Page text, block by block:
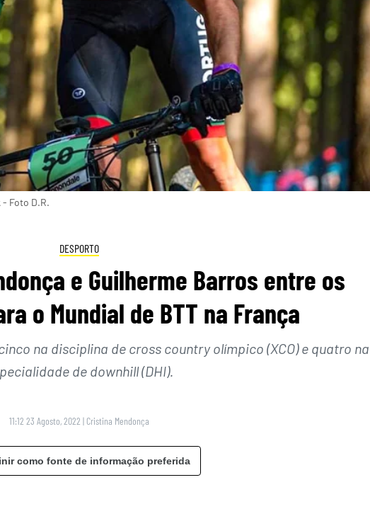
Foto D.R.
DESPORTO
e Guilherme Barros entre os
o Mundial de BTT na França
na disciplina de cross country olímpico (XCO) e quatro na
de downhill (DHI).
11:12 23 Agosto, 2022 | Cristina Mendonça
como fonte de informação preferida